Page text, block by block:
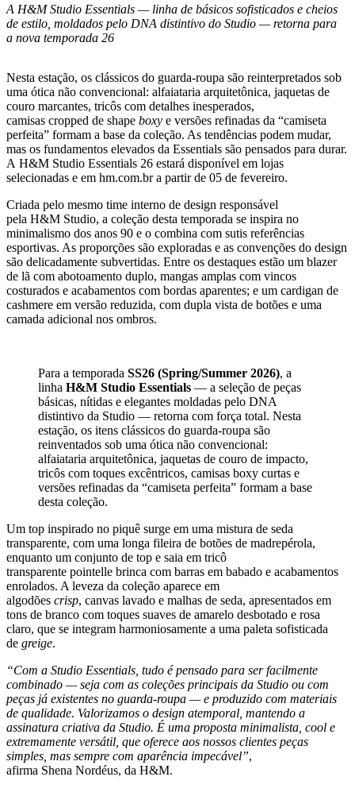
A H&M Studio Essentials — linha de básicos sofisticados e cheios
de estilo, moldados pelo DNA distintivo do Studio — retorna para
a nova temporada 26
Nesta estação, os clássicos do guarda-roupa são reinterpretados sob
uma ótica não convencional: alfaiataria arquitetônica, jaquetas de
couro marcantes, tricôs com detalhes inesperados,
camisas cropped de shape boxy e versões refinadas da “camiseta
perfeita” formam a base da coleção. As tendências podem mudar,
mas os fundamentos elevados da Essentials são pensados para durar.
A H&M Studio Essentials 26 estará disponível em lojas
selecionadas e em hm.com.br a partir de 05 de fevereiro.
Criada pelo mesmo time interno de design responsável
pela H&M Studio, a coleção desta temporada se inspira no
minimalismo dos anos 90 e o combina com sutis referências
esportivas. As proporções são exploradas e as convenções do design
são delicadamente subvertidas. Entre os destaques estão um blazer
de lã com abotoamento duplo, mangas amplas com vincos
costurados e acabamentos com bordas aparentes; e um cardigan de
cashmere em versão reduzida, com dupla vista de botões e uma
camada adicional nos ombros.
Para a temporada SS26 (Spring/Summer 2026), a
linha H&M Studio Essentials — a seleção de peças
básicas, nítidas e elegantes moldadas pelo DNA
distintivo da Studio — retorna com força total. Nesta
estação, os itens clássicos do guarda-roupa são
reinventados sob uma ótica não convencional:
alfaiataria arquitetônica, jaquetas de couro de impacto,
tricôs com toques excêntricos, camisas boxy curtas e
versões refinadas da “camiseta perfeita” formam a base
desta coleção.
Um top inspirado no piquê surge em uma mistura de seda
transparente, com uma longa fileira de botões de madrepérola,
enquanto um conjunto de top e saia em tricô
transparente pointelle brinca com barras em babado e acabamentos
enrolados. A leveza da coleção aparece em
algodões crisp, canvas lavado e malhas de seda, apresentados em
tons de branco com toques suaves de amarelo desbotado e rosa
claro, que se integram harmoniosamente a uma paleta sofisticada
de greige.
“Com a Studio Essentials, tudo é pensado para ser facilmente
combinado — seja com as coleções principais da Studio ou com
peças já existentes no guarda-roupa — e produzido com materiais
de qualidade. Valorizamos o design atemporal, mantendo a
assinatura criativa da Studio. É uma proposta minimalista, cool e
extremamente versátil, que oferece aos nossos clientes peças
simples, mas sempre com aparência impecável”,
afirma Shena Nordéus, da H&M.